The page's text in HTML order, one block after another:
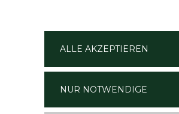
ALLE AKZEPTIEREN
NUR NOTWENDIGE